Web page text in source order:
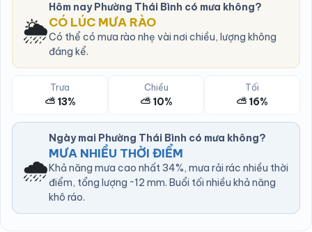
🌦️
Hôm nay Phường Thái Bình có mưa không?
CÓ LÚC MƯA RÀO
Có thể có mưa rào nhẹ vài nơi chiều, lượng không
đáng kể.
Trưa
⛅ 13%
Chiều
⛅ 10%
Tối
⛅ 16%
🌧️
Ngày mai Phường Thái Bình có mưa không?
MƯA NHIỀU THỜI ĐIỂM
Khả năng mưa cao nhất 34%, mưa rải rác nhiều thời
điểm, tổng lượng ~12 mm. Buổi tối nhiều khả năng
khô ráo.